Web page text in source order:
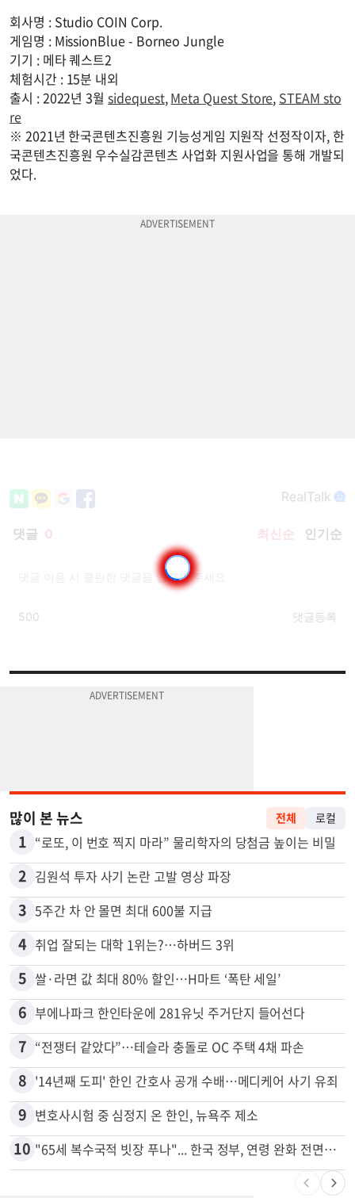
회사명 : Studio COIN Corp.
게임명 : MissionBlue - Borneo Jungle
기기 : 메타 퀘스트2
체험시간 : 15분 내외
출시 : 2022년 3월sidequest,Meta Quest Store, STEAM sto
re
※ 2021년 한국콘텐츠진흥원 기능성게임 지원작 선정작이자, 한
국콘텐츠진흥원 우수실감콘텐츠 사업화 지원사업을 통해 개발되
었다.
많이 본 뉴스
1 “로또, 이 번호 찍지 마라” 물리학자의 당첨금 높이는 비밀
2 김원석 투자 사기 논란 고발 영상 파장
3 5주간 차 안 몰면 최대 600불 지급
4 취업 잘되는 대학 1위는?…하버드 3위
5 쌀·라면 값 최대 80% 할인…H마트 ‘폭탄 세일’
6 부에나파크 한인타운에 281유닛 주거단지 들어선다
7 “전쟁터 같았다”…테슬라 충돌로 OC 주택 4채 파손
8 '14년째 도피' 한인 간호사 공개 수배…메디케어 사기 유죄
9 변호사시험 중 심정지 온 한인, 뉴욕주 제소
"65세 복수국적 빗장 푸나"... 한국 정부, 연령 완화 전면 추진